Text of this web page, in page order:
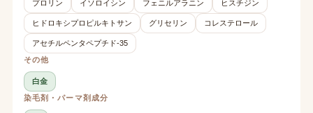
プロリン イソロイシン フェニルアラニン ヒスチジン
ヒドロキシプロピルキトサン グリセリン コレステロール
アセチルペンタペプチド-35
その他
白金
染毛剤・パーマ剤成分